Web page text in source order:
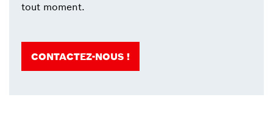
tout moment.
CONTACTEZ-NOUS !